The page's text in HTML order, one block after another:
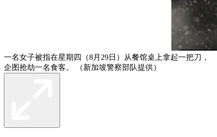
一名女子被指在星期四（8月29日）从餐馆桌上拿起一把刀，
企图抢劫一名食客。 （新加坡警察部队提供）